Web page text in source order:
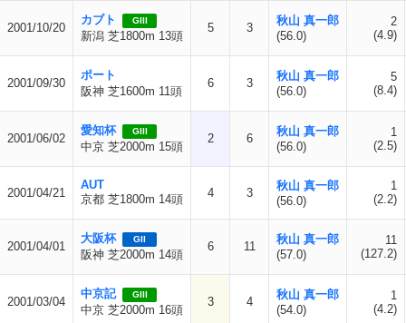
2001/10/20
カブト GIII
新潟 芝1800m 13頭
5 3
秋山 真一郎
(56.0)
2
(4.9)
2001/09/30
ポート
阪神 芝1600m 11頭
6 3
秋山 真一郎
(56.0)
5
(8.4)
2001/06/02
愛知杯 GIII
中京 芝2000m 15頭
2 6
秋山 真一郎
(56.0)
1
(2.5)
2001/04/21
AUT
京都 芝1800m 14頭
4 3
秋山 真一郎
(56.0)
1
(2.2)
2001/04/01
大阪杯 GII
阪神 芝2000m 14頭
6 11
秋山 真一郎
(57.0)
11
(127.2)
2001/03/04
中京記 GIII
中京 芝2000m 16頭
3 4
秋山 真一郎
(54.0)
1
(4.2)